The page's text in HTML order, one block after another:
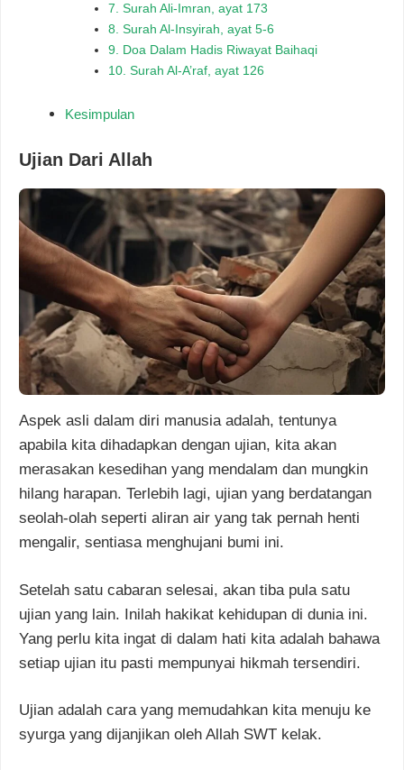
7. Surah Ali-Imran, ayat 173
8. Surah Al-Insyirah, ayat 5-6
9. Doa Dalam Hadis Riwayat Baihaqi
10. Surah Al-A’raf, ayat 126
Kesimpulan
Ujian Dari Allah
Aspek asli dalam diri manusia adalah, tentunya
apabila kita dihadapkan dengan ujian, kita akan
merasakan kesedihan yang mendalam dan mungkin
hilang harapan. Terlebih lagi, ujian yang berdatangan
seolah-olah seperti aliran air yang tak pernah henti
mengalir, sentiasa menghujani bumi ini.
Setelah satu cabaran selesai, akan tiba pula satu
ujian yang lain. Inilah hakikat kehidupan di dunia ini.
Yang perlu kita ingat di dalam hati kita adalah bahawa
setiap ujian itu pasti mempunyai hikmah tersendiri.
Ujian adalah cara yang memudahkan kita menuju ke
syurga yang dijanjikan oleh Allah SWT kelak.